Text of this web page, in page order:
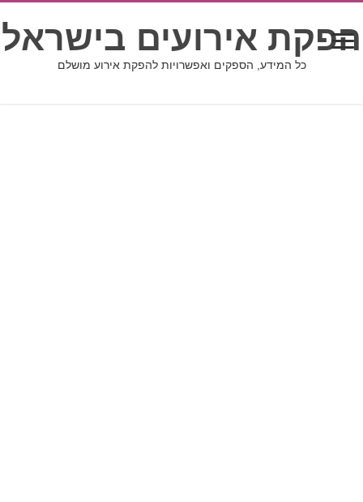
הפקת אירועים בישראל
כל המידע, הספקים ואפשרויות להפקת אירוע מושלם